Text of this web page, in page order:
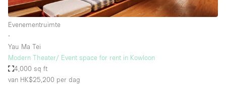
Evenementruimte
∙
Yau Ma Tei
Modern Theater/ Event space for rent in Kowloon
4,000 sq ft
van HK$25,200 per dag